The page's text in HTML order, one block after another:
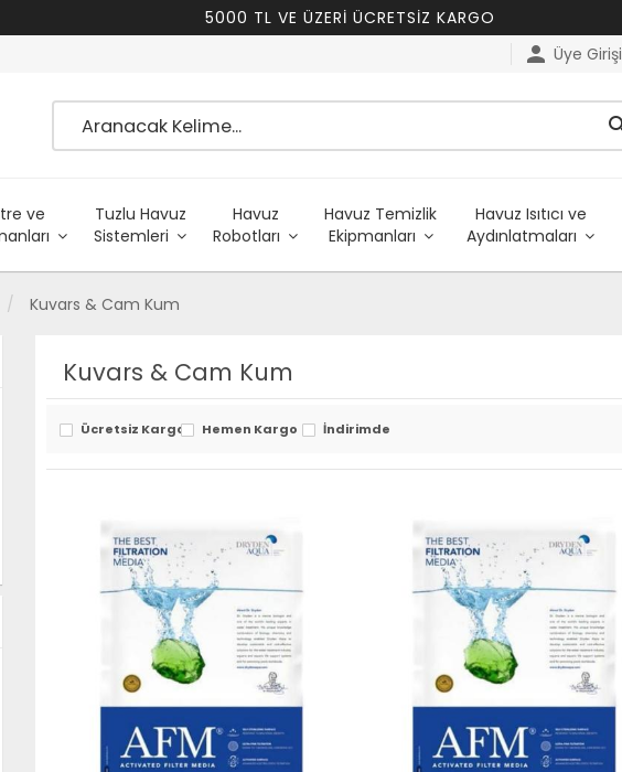
5000 TL VE ÜZERİ ÜCRETSİZ KARGO
person Üye Girişi
ve
Tuzlu Havuz
Sistemleri
Havuz
Robotları
Havuz Temizlik
Ekipmanları
Havuz Isıtıcı ve
Aydınlatmaları
Kuvars & Cam Kum
Kuvars & Cam Kum
Ücretsiz Kargo Hemen Kargo İndirimde